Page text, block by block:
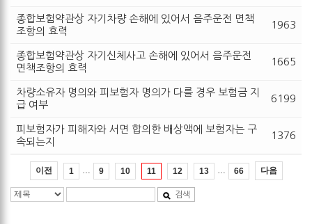
종합보험약관상 자기차량 손해에 있어서 음주운전 면책
조항의 효력
1963
종합보험약관상 자기신체사고 손해에 있어서 음주운전
면책조항의 효력
1665
차량소유자 명의와 피보험자 명의가 다를 경우 보험금 지
급 여부
6199
피보험자가 피해자와 서면 합의한 배상액에 보험자는 구
속되는지
1376
이전 1 … 9 10 11 12 13 … 66 다음
검색